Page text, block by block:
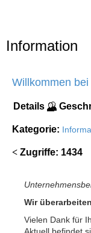
Information
Willkommen
Details
Kategorie:
Zugriffe: 1434
Wir
Vielen Dank für
Aktuell befindet